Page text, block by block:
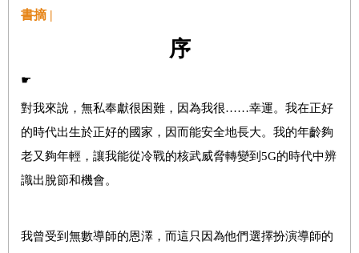
1.8｜混亂的模式
2.2｜掙脫束縛：工業化運輸
2.3｜貿易美國化
2.5｜風暴中的港口
書摘 |
序
☛
對我來說，無私奉獻很困難，因為我很……幸運。我在正好
的時代出生於正好的國家，因而能安全地長大。我的年齡夠
老又夠年輕，讓我能從冷戰的核武威脅轉變到5G的時代中辨
識出脫節和機會。
我曾受到無數導師的恩澤，而這只因為他們選擇扮演導師的